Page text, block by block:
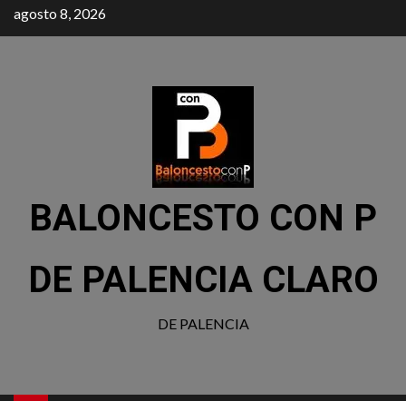
agosto 8, 2026
BALONCESTO CON P
DE PALENCIA CLARO
DE PALENCIA